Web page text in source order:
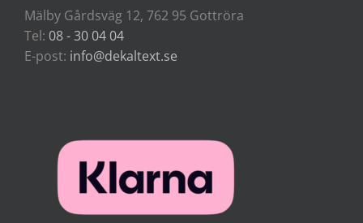
Mälby Gårdsväg 12, 762 95 Gottröra
Tel: 08 - 30 04 04
E-post: info@dekaltext.se